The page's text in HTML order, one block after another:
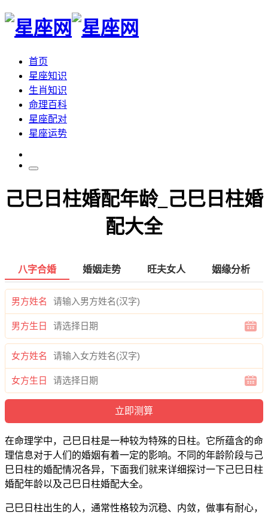
首页
星座知识
生肖知识
命理百科
星座配对
星座运势
己巳日柱婚配年龄_己巳日柱婚
配大全
八字合婚 婚姻走势 旺夫女人 姻缘分析
男方姓名
男方生日
女方姓名
女方生日
在命理学中，己巳日柱是一种较为特殊的日柱。它所蕴含的命
理信息对于人们的婚姻有着一定的影响。不同的年龄阶段与己
巳日柱的婚配情况各异，下面我们就来详细探讨一下己巳日柱
婚配年龄以及己巳日柱婚配大全。
己巳日柱出生的人，通常性格较为沉稳、内敛，做事有耐心，